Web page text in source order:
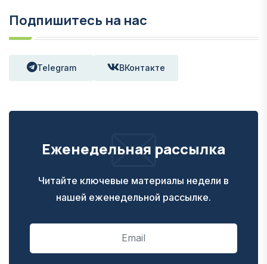
Подпишитесь на нас
Telegram ВКонтакте
Еженедельная рассылка
Читайте ключевые материалы недели в
нашей еженедельной рассылке.